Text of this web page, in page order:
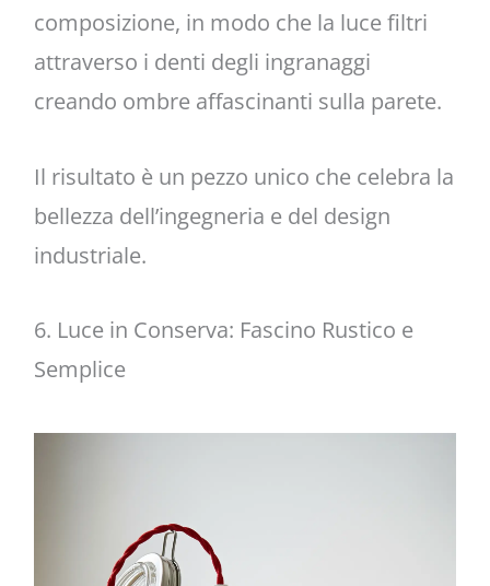
composizione, in modo che la luce filtri
attraverso i denti degli ingranaggi
creando ombre affascinanti sulla parete.
Il risultato è un pezzo unico che celebra la
bellezza dell’ingegneria e del design
industriale.
6. Luce in Conserva: Fascino Rustico e
Semplice